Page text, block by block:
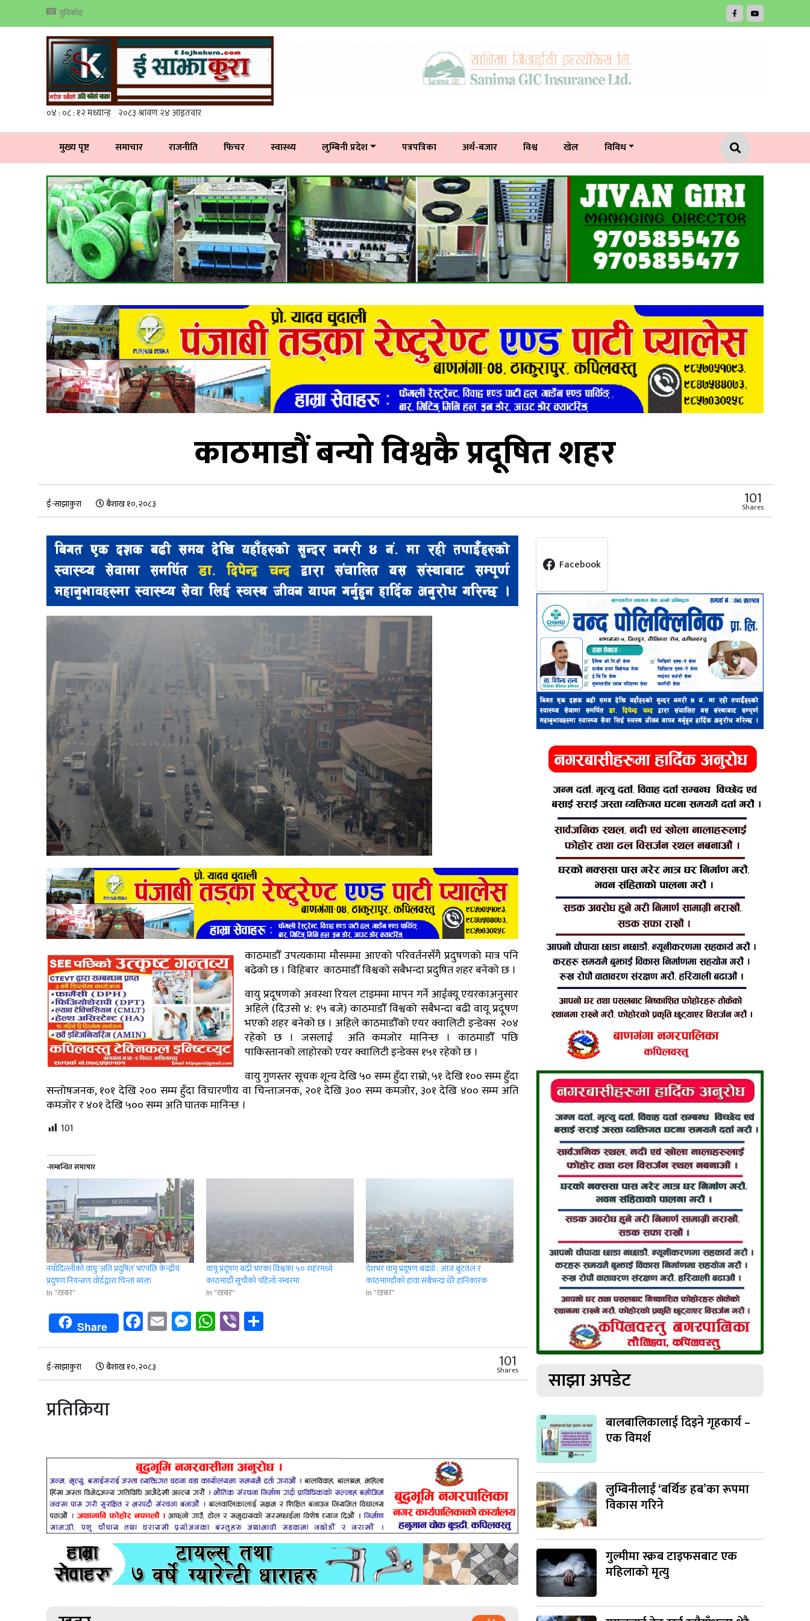
युनिकोड
मुख्य पृष्ट समाचार राजनीति फिचर स्वास्थ्य लुम्बिनी प्रदेश पत्रपत्रिका अर्थ-बजार विश्व खेल विविध
काठमाडौं बन्यो विश्वकै प्रदूषित शहर
ई-साझाकुरा बैशाख १०, २०८३ 101
Shares
काठमाडौँ उपत्यकामा मौसममा आएको परिवर्तनसँगै प्रदुषणको मात्र पनि
बढेको छ । विहिबार काठमाडौँ विश्वको सबैभन्दा प्रदुषित शहर बनेको छ ।
वायु प्रदूषणको अवस्था रियल टाइममा मापन गर्ने आईक्यू एयरकाअनुसार
अहिले (दिउसो ४: १५ बजे) काठमाडौँ विश्वको सबैभन्दा बढी वायू प्रदूषण
भएको शहर बनेको छ । अहिले काठमाडौँको एयर क्वालिटी इन्डेक्स २०४
रहेको छ । जसलाई अति कमजोर मानिन्छ । काठमाडौँ पछि
पाकिस्तानको लाहोरको एयर क्वालिटी इन्डेक्स १५१ रहेको छ ।
वायु गुणस्तर सूचक शून्य देखि ५० सम्म हुँदा राम्रो, ५१ देखि १०० सम्म हुँदा
सन्तोषजनक, १०१ देखि २०० सम्म हुँदा विचारणीय वा चिन्ताजनक, २०१ देखि ३०० सम्म कमजोर, ३०१ देखि ४०० सम्म अति
कमजोर र ४०१ देखि ५०० सम्म अति घातक मानिन्छ ।
101
-सम्बन्धित समाचार
नयाँदिल्लीको वायु ‘अति प्रदुषित’ भएपछि केन्द्रीय
प्रदुषण नियन्त्रण वोर्डद्वारा चिन्ता ब्यक्त
In "खबर"
वायू प्रदूषण बढी भएका विश्वका ५० शहरमध्ये
काठमाडौँ सूचीको पहिलो नम्बरमा
In "खबर"
देशभर वायु प्रदूषण बढ्यो : आज बुटवल र
काठमाण्डौको हावा सबैभन्दा धेरै हानिकारक
In "खबर"
Share Facebook
EmailMessenger
WhatsApp
Viber
ई-साझाकुरा बैशाख १०, २०८३ 101
Shares
प्रतिक्रिया
Facebook
साझा अपडेट
बालबालिकालाई दिइने गृहकार्य –
एक विमर्श
लुम्बिनीलाई ‘बर्थिङ हब’का रूपमा
विकास गरिने
गुल्मीमा स्क्रब टाइफसबाट एक
महिलाको मृत्यु